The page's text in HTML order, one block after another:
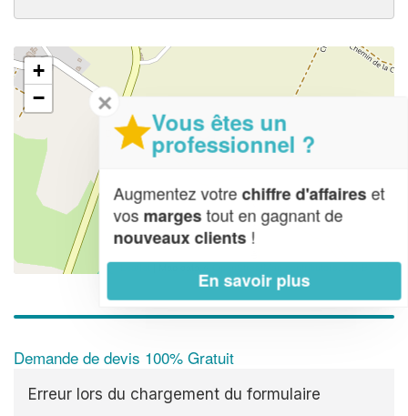
+
−
Leaflet| Map data ©OpenStreetMap contributors,CC-BY-SA
Demande de devis 100% Gratuit
Erreur lors du chargement du formulaire
✕
Vous êtes un
professionnel ?
Augmentez votrechiffre d'affaireset
vos margestout en gagnant de
nouveaux clients!
En savoir plus